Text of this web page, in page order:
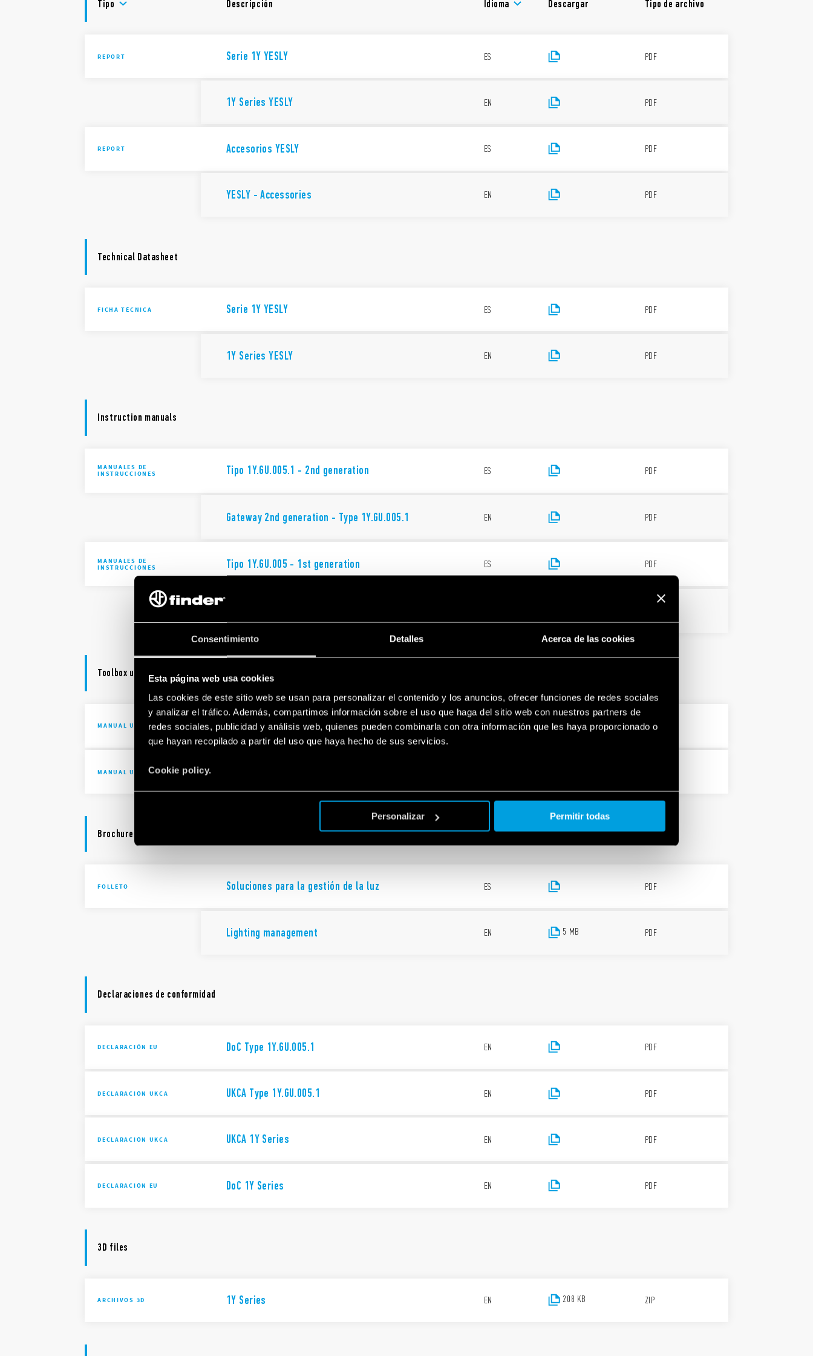
Consentimiento Detalles Acerca de las cookies
Esta página web usa cookies
Las cookies de este sitio web se usan para personalizar el contenido y los anuncios, ofrecer funciones de redes sociales
y analizar el tráfico. Además, compartimos información sobre el uso que haga del sitio web con nuestros partners de
redes sociales, publicidad y análisis web, quienes pueden combinarla con otra información que les haya proporcionado o
que hayan recopilado a partir del uso que haya hecho de sus servicios.
Cookie policy.
Personalizar Permitir todas
Tipo Descripción Idioma Descargar Tipo de archivo
REPORT Serie 1Y YESLY ES PDF
1Y Series YESLY EN PDF
REPORT Accesorios YESLY ES PDF
YESLY - Accessories EN PDF
Technical Datasheet
FICHA TÉCNICA Serie 1Y YESLY ES PDF
1Y Series YESLY EN PDF
Instruction manuals
MANUALES DE
INSTRUCCIONES
Tipo 1Y.GU.005.1 - 2nd generation ES PDF
Gateway 2nd generation - Type 1Y.GU.005.1 EN PDF
MANUALES DE
INSTRUCCIONES
Tipo 1Y.GU.005 - 1st generation ES PDF
Toolbox user manual
MANUAL USUARIO TOOLBOX iOS operating system EN PDF
MANUAL USUARIO TOOLBOX
Brochure
FOLLETO Soluciones para la gestión de la luz ES PDF
Lighting management EN 5 MB PDF
Declaraciones de conformidad
DECLARACIÓN EU DoC Type 1Y.GU.005.1 EN PDF
DECLARACIÓN UKCA UKCA Type 1Y.GU.005.1 EN PDF
DECLARACIÓN UKCA UKCA 1Y Series EN PDF
DECLARACIÓN EU DoC 1Y Series EN PDF
3D files
ARCHIVOS 3D 1Y Series EN 208 KB ZIP